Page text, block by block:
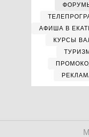
АФИША В
КУРСЫ